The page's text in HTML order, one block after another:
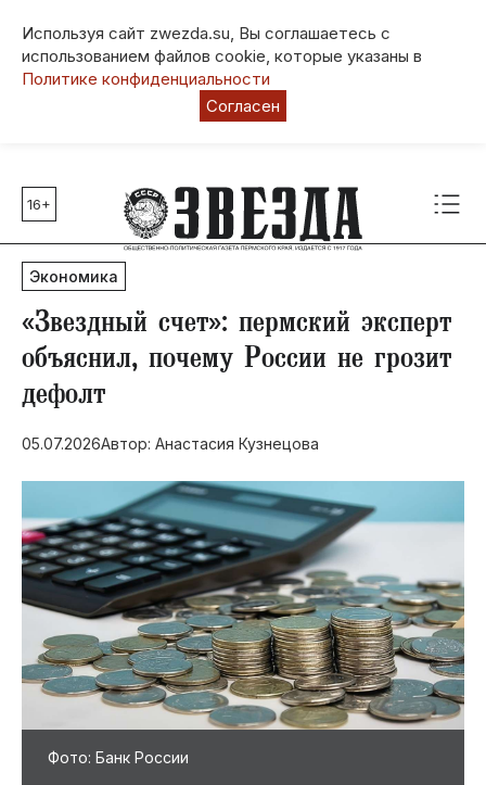
Используя сайт zwezda.su, Вы соглашаетесь с
использованием файлов cookie, которые указаны в
Политике конфиденциальности
Согласен
Главные темы
80 лет Победы
Молодежная столица РФ
СВО
Выборы в Пермском крае
Социальная поддержка
Инфраструктура
Благоустройство
16+
Экономика
«Звездный счет»: пермский эксперт
объяснил, почему России не грозит
дефолт
05.07.2026Автор: Анастасия Кузнецова
Фото: Банк России